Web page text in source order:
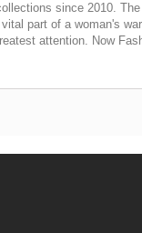
since 2010.
part of a woman's
attention. Now